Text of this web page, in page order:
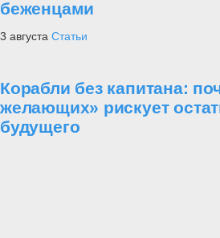
беженцами
3 августа Статьи
Корабли без капитана:
желающих» рискует
будущего